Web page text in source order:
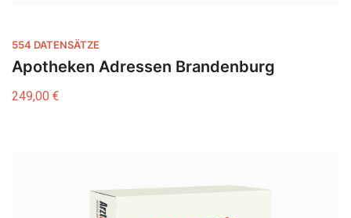
554 DATENSÄTZE
Apotheken Adressen Brandenburg
249,00€